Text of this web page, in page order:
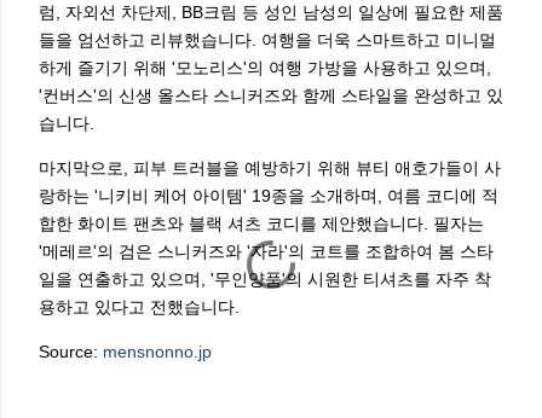
럼, 자외선 차단제, BB크림 등 성인 남성의 일상에 필요한 제품
들을 엄선하고 리뷰했습니다. 여행을 더욱 스마트하고 미니멀
하게 즐기기 위해 '모노리스'의 여행 가방을 사용하고 있으며,
'컨버스'의 신생 올스타 스니커즈와 함께 스타일을 완성하고 있
습니다.
마지막으로, 피부 트러블을 예방하기 위해 뷰티 애호가들이 사
랑하는 '니키비 케어 아이템' 19종을 소개하며, 여름 코디에 적
합한 화이트 팬츠와 블랙 셔츠 코디를 제안했습니다. 필자는
'메레르'의 검은 스니커즈와 '자라'의 코트를 조합하여 봄 스타
일을 연출하고 있으며, '무인양품'의 시원한 티셔츠를 자주 착
용하고 있다고 전했습니다.
Source: mensnonno.jp